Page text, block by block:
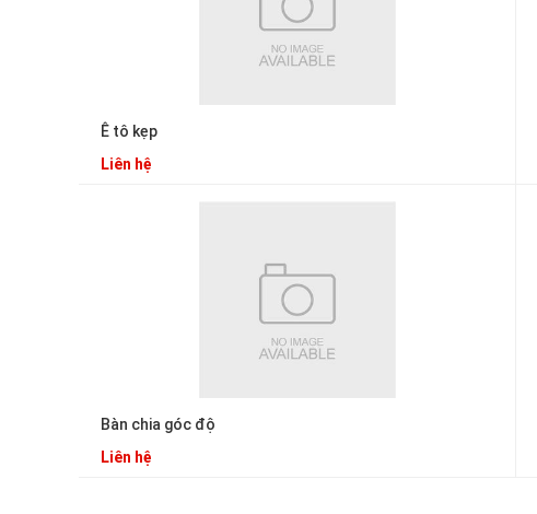
Ê tô kẹp
Liên hệ
Bàn chia góc độ
Liên hệ